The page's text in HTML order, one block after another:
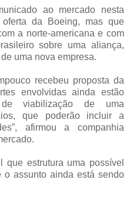
ao mercado nesta
da Boeing, mas que
a norte-americana e com
sobre uma aliança,
uma nova empresa.
recebeu proposta da
envolvidas ainda estão
de viabilização de uma
que poderão incluir a
afirmou a companhia
estrutura uma possível
assunto ainda está sendo